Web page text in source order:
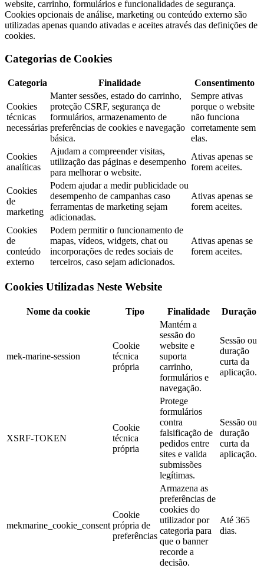
website, carrinho, formulários e funcionalidades de segurança.
Cookies opcionais de análise, marketing ou conteúdo externo são
utilizadas apenas quando ativadas e aceites através das definições de
cookies.
Categorias de Cookies
Categoria Finalidade Consentimento
Cookies
técnicas
necessárias
Manter sessões, estado do carrinho,
proteção CSRF, segurança de
formulários, armazenamento de
preferências de cookies e navegação
básica.
Sempre ativas
porque o website
não funciona
corretamente sem
elas.
Cookies
analíticas
Ajudam a compreender visitas,
utilização das páginas e desempenho
para melhorar o website.
Ativas apenas se
forem aceites.
Cookies
de
marketing
Podem ajudar a medir publicidade ou
desempenho de campanhas caso
ferramentas de marketing sejam
adicionadas.
Ativas apenas se
forem aceites.
Cookies
de
conteúdo
externo
Podem permitir o funcionamento de
mapas, vídeos, widgets, chat ou
incorporações de redes sociais de
terceiros, caso sejam adicionados.
Ativas apenas se
forem aceites.
Cookies Utilizadas Neste Website
Nome da cookie Tipo Finalidade Duração
mek-marine-session
Cookie
técnica
própria
Mantém a
sessão do
website e
suporta
carrinho,
formulários e
navegação.
Sessão ou
duração
curta da
aplicação.
XSRF-TOKEN
Cookie
técnica
própria
Protege
formulários
contra
falsificação de
pedidos entre
sites e valida
submissões
legítimas.
Sessão ou
duração
curta da
aplicação.
mekmarine_cookie_consent
Cookie
própria de
preferências
Armazena as
preferências de
cookies do
utilizador por
categoria para
que o banner
recorde a
decisão.
Até 365
dias.